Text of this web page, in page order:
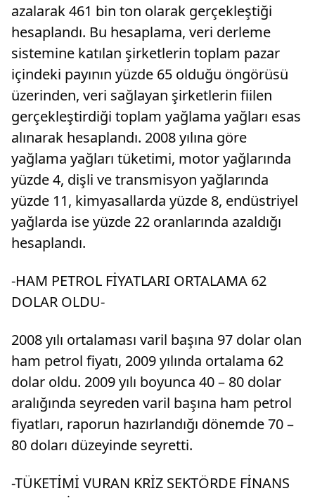
azalarak 461 bin ton olarak gerçekleştiği
hesaplandı. Bu hesaplama, veri derleme
sistemine katılan şirketlerin toplam pazar
içindeki payının yüzde 65 olduğu öngörüsü
üzerinden, veri sağlayan şirketlerin fiilen
gerçekleştirdiği toplam yağlama yağları esas
alınarak hesaplandı. 2008 yılına göre
yağlama yağları tüketimi, motor yağlarında
yüzde 4, dişli ve transmisyon yağlarında
yüzde 11, kimyasallarda yüzde 8, endüstriyel
yağlarda ise yüzde 22 oranlarında azaldığı
hesaplandı.
-HAM PETROL FİYATLARI ORTALAMA 62
DOLAR OLDU-
2008 yılı ortalaması varil başına 97 dolar olan
ham petrol fiyatı, 2009 yılında ortalama 62
dolar oldu. 2009 yılı boyunca 40 – 80 dolar
aralığında seyreden varil başına ham petrol
fiyatları, raporun hazırlandığı dönemde 70 –
80 doları düzeyinde seyretti.
-TÜKETİMİ VURAN KRİZ SEKTÖRDE FİNANS